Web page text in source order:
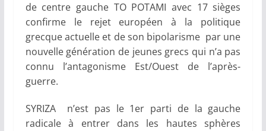
de centre gauche TO POTAMI avec 17 sièges
confirme le rejet européen à la politique
grecque actuelle et de son bipolarisme par une
nouvelle génération de jeunes grecs qui n’a pas
connu l’antagonisme Est/Ouest de l’après-
guerre.
SYRIZA n’est pas le 1er parti de la gauche
radicale à entrer dans les hautes sphères